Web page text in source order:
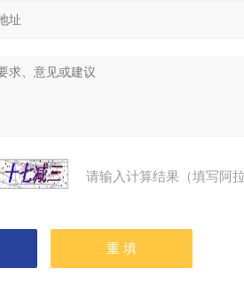
请输入计算结果（填写阿